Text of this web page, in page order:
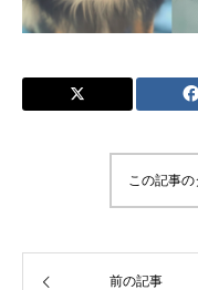
この記事
前の記事